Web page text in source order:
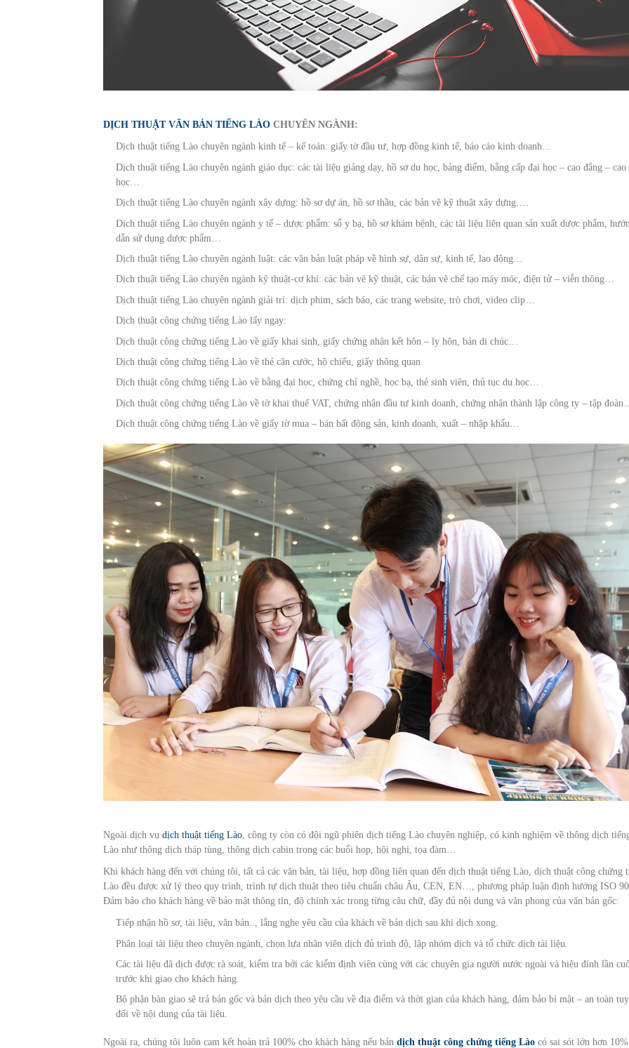
DỊCH THUẬT VĂN BẢN TIẾNG LÀO CHUYÊN NGÀNH:
Dịch thuật tiếng Lào chuyên ngành kinh tế – kế toán: giấy tờ đầu tư, hợp đồng kinh tế, báo cáo kinh doanh…
Dịch thuật tiếng Lào chuyên ngành giáo dục: các tài liệu giảng dạy, hồ sơ du học, bảng điểm, bằng cấp đại học – cao đẳng – cao
học…
Dịch thuật tiếng Lào chuyên ngành xây dựng: hồ sơ dự án, hồ sơ thầu, các bản vẽ kỹ thuật xây dựng….
Dịch thuật tiếng Lào chuyên ngành y tế – dược phẩm: sổ y bạ, hồ sơ khám bệnh, các tài liệu liên quan sản xuất dược phẩm,
dẫn sử dụng dược phẩm…
Dịch thuật tiếng Lào chuyên ngành luật: các văn bản luật pháp về hình sự, dân sự, kinh tế, lao động…
Dịch thuật tiếng Lào chuyên ngành kỹ thuật-cơ khí: các bản vẽ kỹ thuật, các bản vẽ chế tạo máy móc, điện tử – viễn thông…
Dịch thuật tiếng Lào chuyên ngành giải trí: dịch phim, sách báo, các trang website, trò chơi, video clip…
Dịch thuật công chứng tiếng Lào lấy ngay:
Dịch thuật công chứng tiếng Lào về giấy khai sinh, giấy chứng nhận kết hôn – ly hôn, bản di chúc…
Dịch thuật công chứng tiếng Lào về thẻ căn cước, hộ chiếu, giấy thông quan
Dịch thuật công chứng tiếng Lào về bằng đại học, chứng chỉ nghề, học bạ, thẻ sinh viên, thủ tục du học…
Dịch thuật công chứng tiếng Lào về tờ khai thuế VAT, chứng nhận đầu tư kinh doanh, chứng nhận thành lập công ty – tập
Dịch thuật công chứng tiếng Lào về giấy tờ mua – bán bất động sản, kinh doanh, xuất – nhập khẩu…
Ngoài dịch vụ dịch thuật tiếng Lào, công ty còn có đội ngũ phiên dịch tiếng Lào chuyên nghiệp, có kinh nghiệm về thông dịch
Lào như thông dịch tháp tùng, thông dịch cabin trong các buổi họp, hội nghị, tọa đàm…
Khi khách hàng đến với chúng tôi, tất cả các văn bản, tài liệu, hợp đồng liên quan đến dịch thuật tiếng Lào, dịch thuật công chứng
Lào đều được xử lý theo quy trình, trình tự dịch thuật theo tiêu chuẩn châu Âu, CEN, EN…, phương pháp luận định hướng ISO
Đảm bảo cho khách hàng về bảo mật thông tin, độ chính xác trong từng câu chữ, đầy đủ nội dung và văn phong của văn bản gốc:
Tiếp nhận hồ sơ, tài liệu, văn bản.., lắng nghe yêu cầu của khách về bản dịch sau khi dịch xong.
Phân loại tài liệu theo chuyên ngành, chọn lựa nhân viên dịch đủ trình độ, lập nhóm dịch và tổ chức dịch tài liệu.
Các tài liệu đã dịch được rà soát, kiểm tra bởi các kiểm định viên cùng với các chuyên gia người nước ngoài và hiệu đính lần
trước khi giao cho khách hàng.
Bộ phận bàn giao sẽ trả bản gốc và bản dịch theo yêu cầu về địa điểm và thời gian của khách hàng, đảm bảo bí mật – an toàn
đối về nội dung của tài liệu.
Ngoài ra, chúng tôi luôn cam kết hoàn trả 100% cho khách hàng nếu bản dịch thuật công chứng tiếng Lào có sai sót lớn hơn